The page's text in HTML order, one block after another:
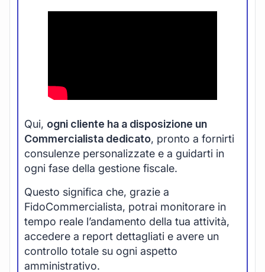
Qui, ogni cliente ha a disposizione un
Commercialista dedicato, pronto a fornirti
consulenze personalizzate e a guidarti in
ogni fase della gestione fiscale.
Questo significa che, grazie a
FidoCommercialista, potrai monitorare in
tempo reale l’andamento della tua attività,
accedere a report dettagliati e avere un
controllo totale su ogni aspetto
amministrativo.